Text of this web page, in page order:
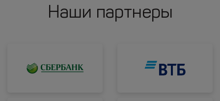
Наши партнеры